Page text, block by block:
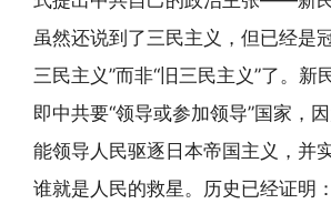
虽然还说到了三民主义，但已经是
三民主义”而非“旧三民主义”了。新
即中共要“领导或参加领导”国家，
能领导人民驱逐日本帝国主义，并
谁就是人民的救星。历史已经证明